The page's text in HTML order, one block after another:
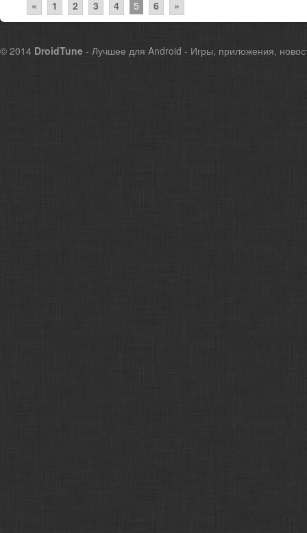
« 1 2 3 4 5 6 »
© 2014 DroidTune - Лучшее для Android - Игры, приложения,